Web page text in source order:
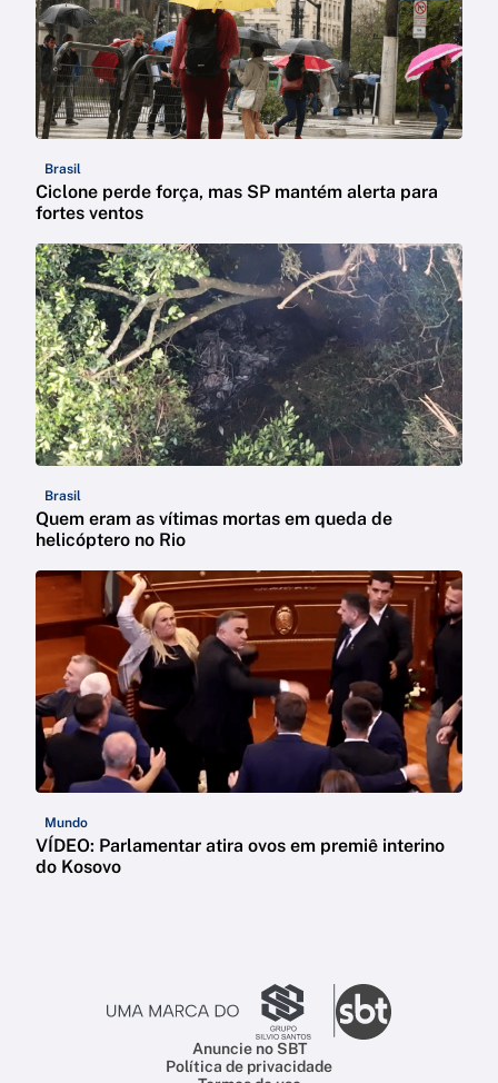
Brasil
Ciclone perde força, mas SP mantém alerta para
fortes ventos
Brasil
Quem eram as vítimas mortas em queda de
helicóptero no Rio
Mundo
VÍDEO: Parlamentar atira ovos em premiê interino
do Kosovo
Anuncie no SBT
Política de privacidade